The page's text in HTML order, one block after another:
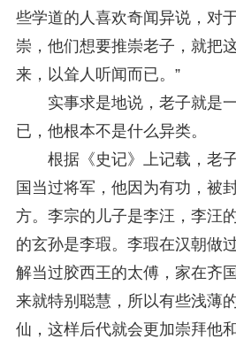
些学道的人喜欢奇闻异说，对
崇，他们想要推崇老子，就把
来，以耸人听闻而已。”
实事求是地说，老子就是
已，他根本不是什么异类。
根据《史记》上记载，老
国当过将军，他因为有功，被
方。李宗的儿子是李汪，李汪
的玄孙是李瑕。李瑕在汉朝做
解当过胶西王的太傅，家在齐
来就特别聪慧，所以有些浅薄
仙，这样后代就会更加崇拜他